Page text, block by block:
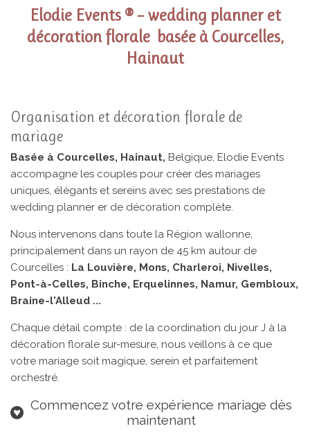
Elodie Events ® – wedding planner et
décoration florale basée à Courcelles,
Hainaut
Organisation et décoration florale de
mariage
Basée à Courcelles, Hainaut, Belgique, Elodie Events
accompagne les couples pour créer des mariages
uniques, élégants et sereins avec ses prestations de
wedding planner er de décoration complète.
Nous intervenons dans toute la Région wallonne,
principalement dans un rayon de 45 km autour de
Courcelles : La Louvière, Mons, Charleroi, Nivelles,
Pont-à-Celles, Binche, Erquelinnes, Namur, Gembloux,
Braine-l'Alleud ...
Chaque détail compte : de la coordination du jour J à la
décoration florale sur-mesure, nous veillons à ce que
votre mariage soit magique, serein et parfaitement
orchestré.
Commencez votre expérience mariage dès
maintenant